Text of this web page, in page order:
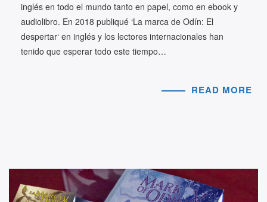
inglés en todo el mundo tanto en papel, como en ebook y
audiolibro. En 2018 publiqué ‘La marca de Odín: El
despertar‘ en inglés y los lectores internacionales han
tenido que esperar todo este tiempo…
READ MORE